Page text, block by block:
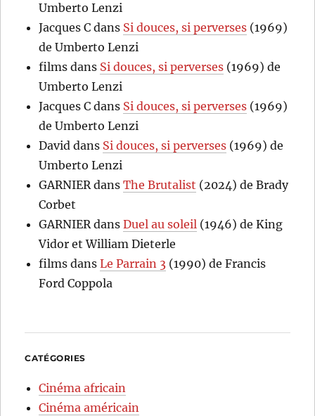
Umberto Lenzi
Jacques C dans Si douces, si perverses (1969)
de Umberto Lenzi
films dans Si douces, si perverses (1969) de
Umberto Lenzi
Jacques C dans Si douces, si perverses (1969)
de Umberto Lenzi
David dans Si douces, si perverses (1969) de
Umberto Lenzi
GARNIERdansThe Brutalist (2024) de Brady
Corbet
GARNIERdansDuel au soleil (1946) de King
Vidor et William Dieterle
films dansLe Parrain 3 (1990) de Francis
Ford Coppola
CATÉGORIES
Cinéma africain
Cinéma américain